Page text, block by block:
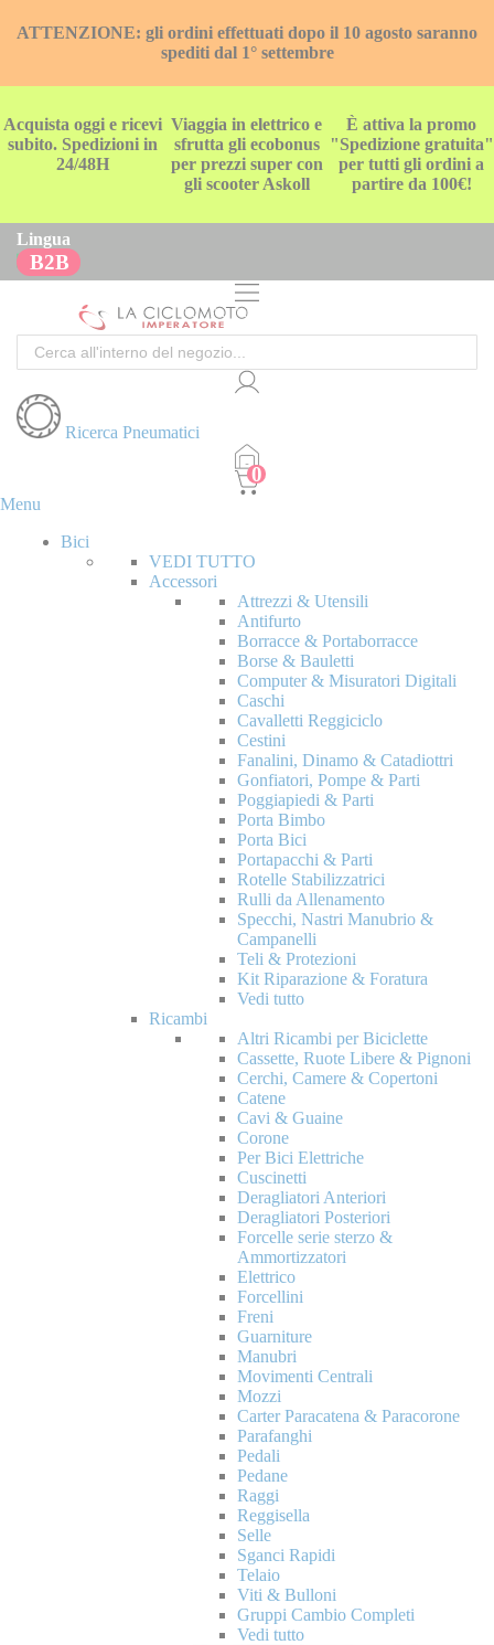
ATTENZIONE: gli ordini effettuati dopo il 10 agosto saranno
spediti dal 1° settembre
Acquista oggi e ricevi
subito. Spedizioni in
24/48H
Viaggia in elettrico e
sfrutta gli ecobonus
per prezzi super con
gli scooter Askoll
È attiva la promo
"Spedizione gratuita"
per tutti gli ordini a
partire da 100€!
Lingua
B2B
Cerca
Ricerca Pneumatici
Menu
Bici
VEDI TUTTO
Accessori
Attrezzi & Utensili
Antifurto
Borracce & Portaborracce
Borse & Bauletti
Computer & Misuratori Digitali
Caschi
Cavalletti Reggiciclo
Cestini
Fanalini, Dinamo & Catadiottri
Gonfiatori, Pompe & Parti
Poggiapiedi & Parti
Porta Bimbo
Porta Bici
Portapacchi & Parti
Rotelle Stabilizzatrici
Rulli da Allenamento
Specchi, Nastri Manubrio &
Campanelli
Teli & Protezioni
Kit Riparazione & Foratura
Vedi tutto
Ricambi
Altri Ricambi per Biciclette
Cassette, Ruote Libere & Pignoni
Cerchi, Camere & Copertoni
Catene
Cavi & Guaine
Corone
Per Bici Elettriche
Cuscinetti
Deragliatori Anteriori
Deragliatori Posteriori
Forcelle serie sterzo &
Ammortizzatori
Elettrico
Forcellini
Freni
Guarniture
Manubri
Movimenti Centrali
Mozzi
Carter Paracatena & Paracorone
Parafanghi
Pedali
Pedane
Raggi
Reggisella
Selle
Sganci Rapidi
Telaio
Viti & Bulloni
Gruppi Cambio Completi
Vedi tutto